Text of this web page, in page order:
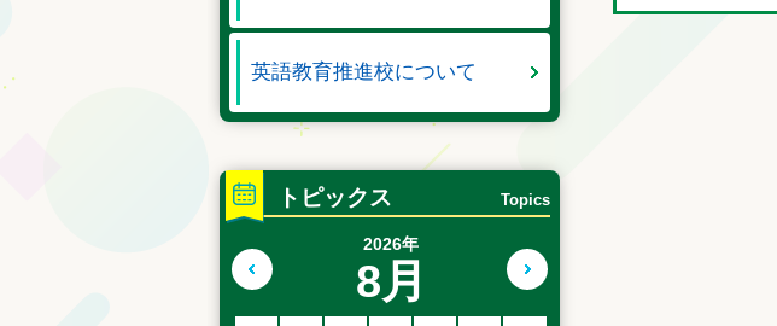
英語教育推進校について
トピックス Topics
2026年
8月
前の月へ